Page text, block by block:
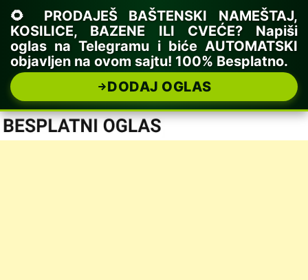
🌻 PRODAJEŠ BAŠTENSKI NAMEŠTAJ,
KOSILICE, BAZENE ILI CVEĆE? Napiši
oglas na Telegramu i biće AUTOMATSKI
objavljen na ovom sajtu! 100% Besplatno.
DODAJ OGLAS